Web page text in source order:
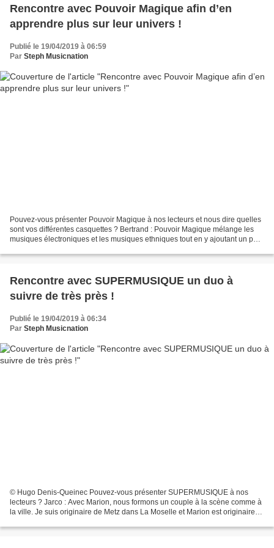
Rencontre avec Pouvoir Magique afin d’en
apprendre plus sur leur univers !
Publié le 19/04/2019 à 06:59
Par Steph Musicnation
Pouvez-vous présenter Pouvoir Magique à nos lecteurs et nous dire quelles
sont vos différentes casquettes ? Bertrand : Pouvoir Magique mélange les
musiques électroniques et les musiques ethniques tout en y ajoutant un peu
Rencontre avec SUPERMUSIQUE un duo à
suivre de très près !
Publié le 19/04/2019 à 06:34
Par Steph Musicnation
© Hugo Denis-Queinec Pouvez-vous présenter SUPERMUSIQUE à nos
lecteurs ? Jarco : Avec Marion, nous formons un couple à la scène comme à
la ville. Je suis originaire de Metz dans La Moselle et Marion est originaire